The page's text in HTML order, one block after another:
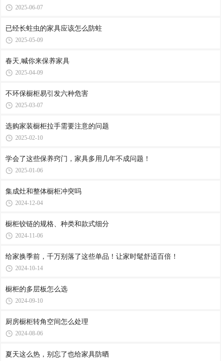
2025-06-07
已经长蛀虫的家具应该怎么防蛀
2025-05-09
春天,喊你来保养家具
2025-04-09
不环保橱柜易引发六种危害
2025-03-07
选购家装橱柜拉手需要注意的问题
2025-02-10
学会了这些保养窍门，家具多用几年不成问题！
2025-01-06
集成灶和整体橱柜冲突吗
2024-12-04
橱柜铰链的规格、种类和款式细分
2024-11-06
给家换季前，千万别落了这些单品！让家时髦舒适百倍！
2024-10-14
橱柜的多层板怎么选
2024-09-10
厨房橱柜转角空间怎么处理
2024-08-06
夏天这么热，别忘了也给家具防晒